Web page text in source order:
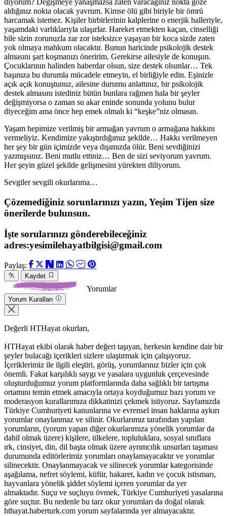
diyorum? Değişmeye yanaşmazsa zaten varacağınız nokta göze
aldığınız nokta olacak yavrum. Kimse ölü gibi biriyle bir ömrü
harcamak istemez. Kişiler birbirlerinin kalplerine o enerjik halleriyle,
yaşamdaki varlıklarıyla ulaşırlar. Hareket etmekten kaçan, cinselliği
bile sizin zorunuzla zar zor isteksizce yaşayan bir koca sizde zaten
yok olmaya mahkum olacaktır. Bunun haricinde psikolojik destek
almasını şart koşmanızı öneririm. Gerekirse ailesiyle de konuşun.
Çocuklarının halinden haberdar olsun, size destek olsunlar… Tek
başınıza bu durumla mücadele etmeyin, el birliğiyle edin. Eşinizle
açık açık konuştunuz, ailesine durumu anlattınız, bir psikolojik
destek almasını istediniz bütün bunlara rağmen hala bir şeyler
değişmiyorsa o zaman su akar eninde sonunda yolunu bulur
diyeceğim ama önce hep emek olmalı ki “keşke”niz olmasın.
Yaşam hepimize verilmiş bir armağan yavrum o armağana hakkını
vermeliyiz. Kendimize yakıştırdığımız şekilde… Hakkı verilmeyen
her şey bir gün içimizde veya dışımızda ölür. Beni sevdiğinizi
yazmışsınız. Beni mutlu ettiniz… Ben de sizi seviyorum yavrum.
Her şeyin güzel şekilde gelişmesini yürekten diliyorum.
Sevgiler sevgili okurlarıma…
Çözemediğiniz sorunlarınızı yazın, Yeşim Tijen size
önerilerde bulunsun.
İşte sorularınızı gönderebileceğiniz
adres:yesimilehayatbilgisi@gmail.com
Paylaş:
Kaydet
Yorumlar
Yorum Kuralları
Değerli HTHayat okurları,
HTHayat ekibi olarak haber değeri taşıyan, herkesin kendine dair bir
şeyler bulacağı içerikleri sizlere ulaştırmak için çalışıyoruz.
İçeriklerimiz ile ilgili eleştiri, görüş, yorumlarınız bizler için çok
önemli. Fakat karşılıklı saygı ve yasalara uygunluk çerçevesinde
oluşturduğumuz yorum platformlarında daha sağlıklı bir tartışma
ortamını temin etmek amacıyla ortaya koyduğumuz bazı yorum ve
moderasyon kurallarımıza dikkatinizi çekmek istiyoruz. Sayfamızda
Türkiye Cumhuriyeti kanunlarına ve evrensel insan haklarına aykırı
yorumlar onaylanmaz ve silinir. Okurlarımız tarafından yapılan
yorumların, (yorum yapan diğer okurlarımıza yönelik yorumlar da
dahil olmak üzere) kişilere, ülkelere, topluluklara, sosyal sınıflara
ırk, cinsiyet, din, dil başta olmak üzere ayrımcılık unsurları taşıması
durumunda editörlerimiz yorumları onaylamayacaktır ve yorumlar
silinecektir. Onaylanmayacak ve silinecek yorumlar kategorisinde
aşağılama, nefret söylemi, küfür, hakaret, kadın ve çocuk istismarı,
hayvanlara yönelik şiddet söylemi içeren yorumlar da yer
almaktadır. Suçu ve suçluyu övmek, Türkiye Cumhuriyeti yasalarına
göre suçtur. Bu nedenle bu tarz okur yorumları da doğal olarak
hthayat.haberturk.com yorum sayfalarında yer almayacaktır.